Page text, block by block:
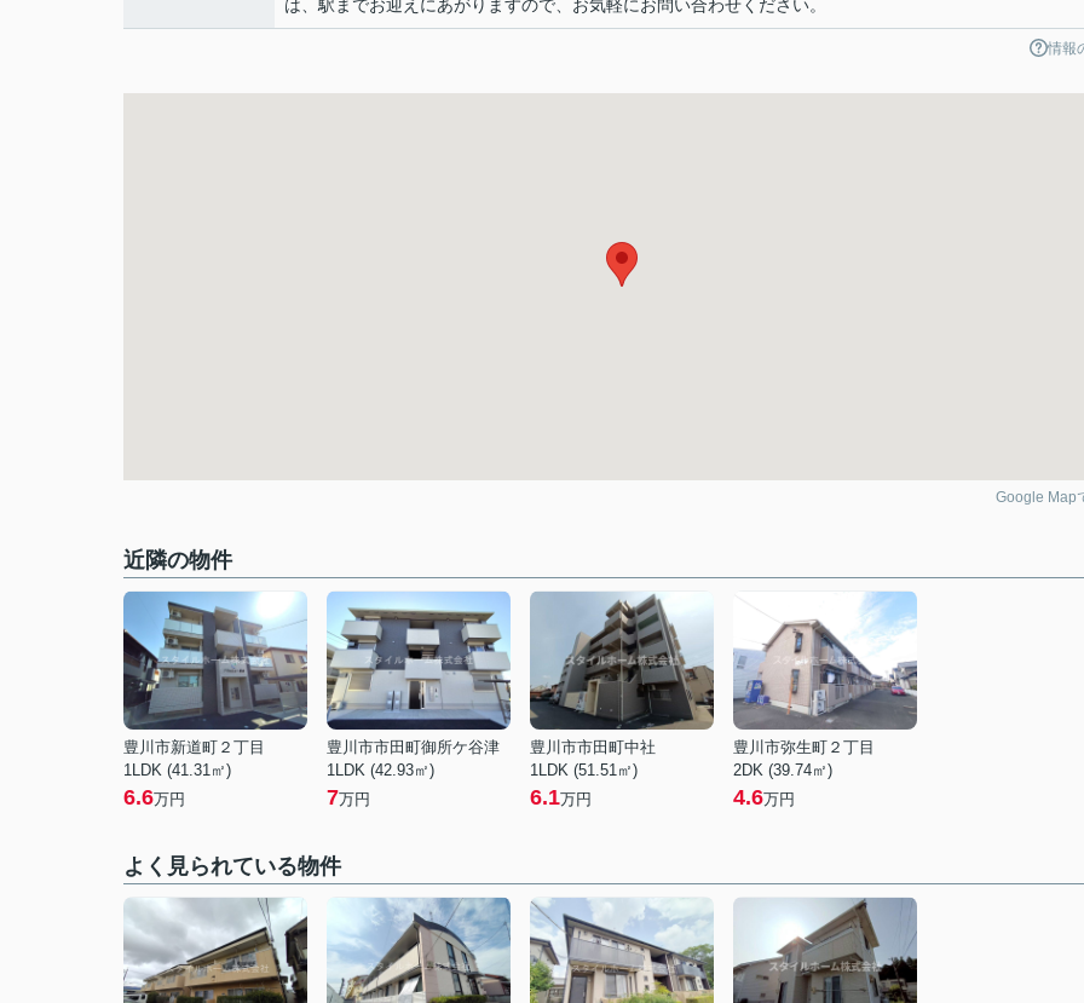
は、駅までお迎えにあがりますので、お気軽にお問い合わせください。
情報
Google Map
近隣の物件
豊川市新道町２丁目
1LDK (41.31㎡)
6.6万円
豊川市市田町御所ケ谷津
1LDK (42.93㎡)
7万円
豊川市市田町中社
1LDK (51.51㎡)
6.1万円
豊川市弥生町２丁目
2DK (39.74㎡)
4.6万円
よく見られている物件